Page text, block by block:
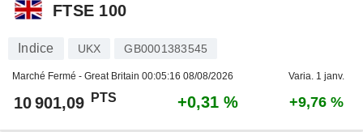
FTSE 100
Indice UKX GB0001383545
Marché Fermé - Great Britain 00:05:16 08/08/2026 Varia. 1 janv.
10 901,09 PTS +0,31 % +9,76 %